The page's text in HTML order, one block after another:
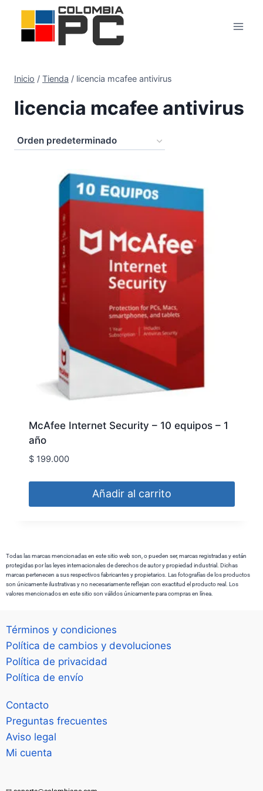
Inicio / Tienda / licencia mcafee antivirus
licencia mcafee antivirus
McAfee Internet Security – 10 equipos – 1
año
$199.000
Añadir al carrito
Todas las marcas mencionadas en este sitio web son, o pueden ser, marcas registradas y están
protegidas por las leyes internacionales de derechos de autor y propiedad industrial. Dichas
marcas pertenecen a sus respectivos fabricantes y propietarios. Las fotografías de los productos
son únicamente ilustrativas y no necesariamente reflejan con exactitud el producto real. Los
valores mencionados en este sitio son válidos únicamente para compras en línea.
Términos y condiciones
Política de cambios y devoluciones
Política de privacidad
Política de envío
Contacto
Preguntas frecuentes
Aviso legal
Mi cuenta